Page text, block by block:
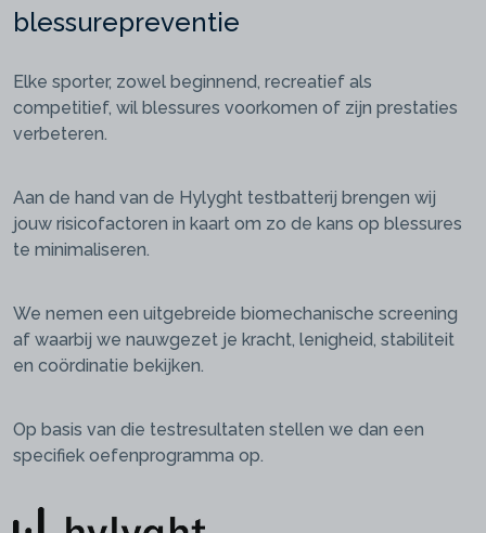
blessurepreventie
Elke sporter, zowel beginnend, recreatief als
competitief, wil blessures voorkomen of zijn prestaties
verbeteren.
Aan de hand van de Hylyght testbatterij brengen wij
jouw risicofactoren in kaart om zo de kans op blessures
te minimaliseren.
We nemen een uitgebreide biomechanische screening
af waarbij we nauwgezet je kracht, lenigheid, stabiliteit
en coördinatie bekijken.
Op basis van die testresultaten stellen we dan een
specifiek oefenprogramma op.